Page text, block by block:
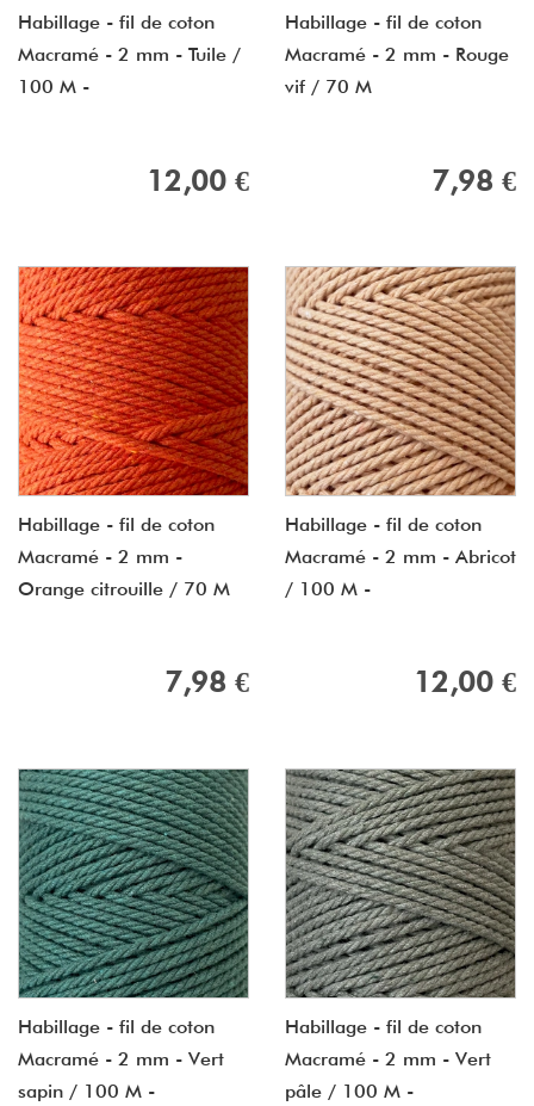
Habillage - fil de coton
Macramé - 2 mm - Tuile /
100 M -
12,00 €
Habillage - fil de coton
Macramé - 2 mm - Rouge
vif / 70 M
7,98 €
Habillage - fil de coton
Macramé - 2 mm -
Orange citrouille / 70 M
7,98 €
Habillage - fil de coton
Macramé - 2 mm - Abricot
/ 100 M -
12,00 €
Habillage - fil de coton
Macramé - 2 mm - Vert
sapin / 100 M -
Habillage - fil de coton
Macramé - 2 mm - Vert
pâle / 100 M -